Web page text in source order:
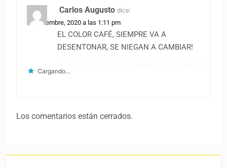
Carlos Augusto dice:
17 diciembre, 2020 a las 1:11 pm
EL COLOR CAFÉ, SIEMPRE VA A
DESENTONAR, SE NIEGAN A CAMBIAR!
Cargando...
Los comentarios están cerrados.